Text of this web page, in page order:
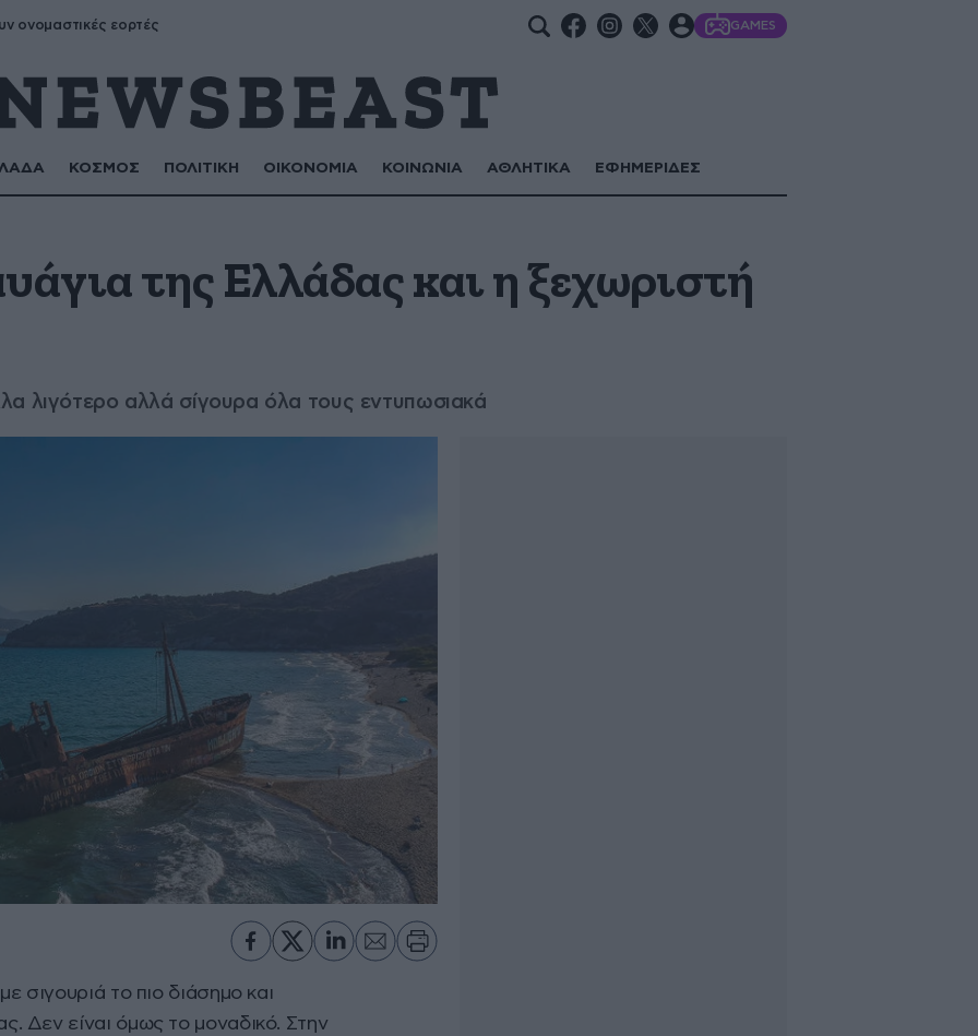
ονομαστικές εορτές GAMES
ΚΟΣΜΟΣ ΠΟΛΙΤΙΚΗ ΟΙΚΟΝΟΜΙΑ ΚΟΙΝΩΝΙΑ ΑΘΛΗΤΙΚΑ ΕΦΗΜΕΡΙΔΕΣ
της Ελλάδας και η ξεχωριστή
λιγότερο αλλά σίγουρα όλα τους εντυπωσιακά
με σιγουριά το πιο διάσημο και
Δεν είναι όμως το μοναδικό. Στην